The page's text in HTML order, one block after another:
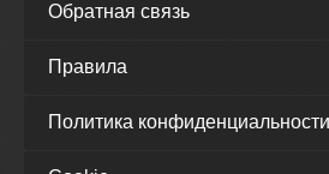
Обратная связь
Правила
Политика конфиденциальности